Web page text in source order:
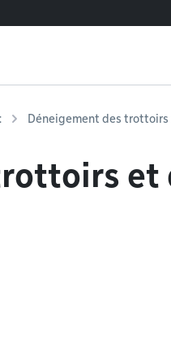
Déneigement des trottoirs
et